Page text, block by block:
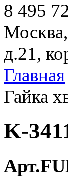
8 495
д.21,
Главная
Гайка
K-